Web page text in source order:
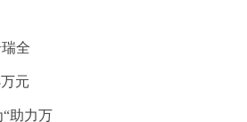
全
元
助力万